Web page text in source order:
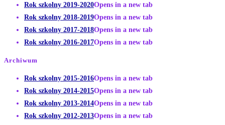
Rok szkolny 2019-2020Opens in a new tab
Rok szkolny 2018-2019Opens in a new tab
Rok szkolny 2017-2018Opens in a new tab
Rok szkolny 2016-2017Opens in a new tab
Archiwum
Rok szkolny 2015-2016Opens in a new tab
Rok szkolny 2014-2015Opens in a new tab
Rok szkolny 2013-2014Opens in a new tab
Rok szkolny 2012-2013Opens in a new tab